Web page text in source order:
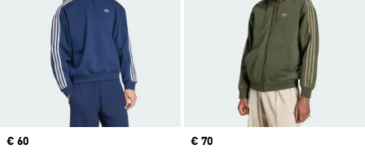
Precio
€ 60
Precio
€ 70